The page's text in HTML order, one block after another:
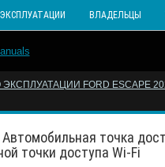
ВЛАДЕЛЬЦЫ
FORD ESCAPE
Автомобильная точка
точки доступа Wi-Fi